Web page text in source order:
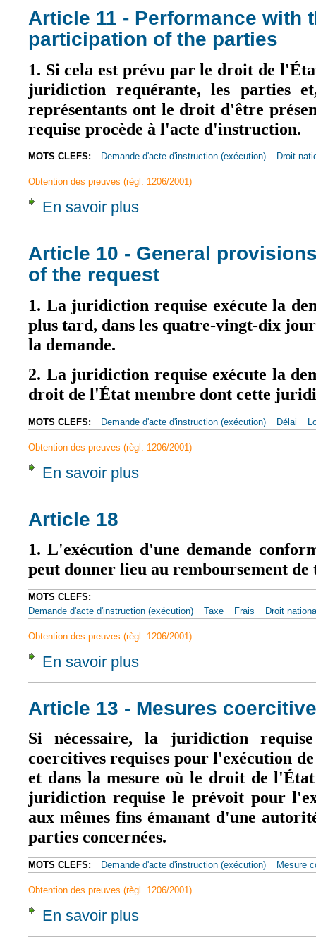
Article 11 - Performance with
participation of the parties
1. Si cela est prévu par le droit de
juridiction requérante, les parties
représentants ont le droit d'être
requise procède à l'acte d'instruction.
MOTS CLEFS: Demande d'acte d'instruction (exécution) Droit
Obtention des preuves (règl. 1206/2001)
En savoir plus
Article 10 - General
of the request
1. La juridiction requise exécute la
plus tard, dans les quatre-vingt-dix
la demande.
2. La juridiction requise exécute la
droit de l'État membre dont cette
MOTS CLEFS: Demande d'acte d'instruction (exécution) Délai
Obtention des preuves (règl. 1206/2001)
En savoir plus
Article 18
1. L'exécution d'une demande
peut donner lieu au remboursement de
MOTS CLEFS:
Demande d'acte d'instruction (exécution)
Taxe Frais Droit
Obtention des preuves (règl. 1206/2001)
En savoir plus
Article 13 - Mesures
Si nécessaire, la juridiction
coercitives requises pour l'exécution de
et dans la mesure où le droit de
juridiction requise le prévoit pour
aux mêmes fins émanant d'une
parties concernées.
MOTS CLEFS: Demande d'acte d'instruction (exécution) Mesure
Obtention des preuves (règl. 1206/2001)
En savoir plus